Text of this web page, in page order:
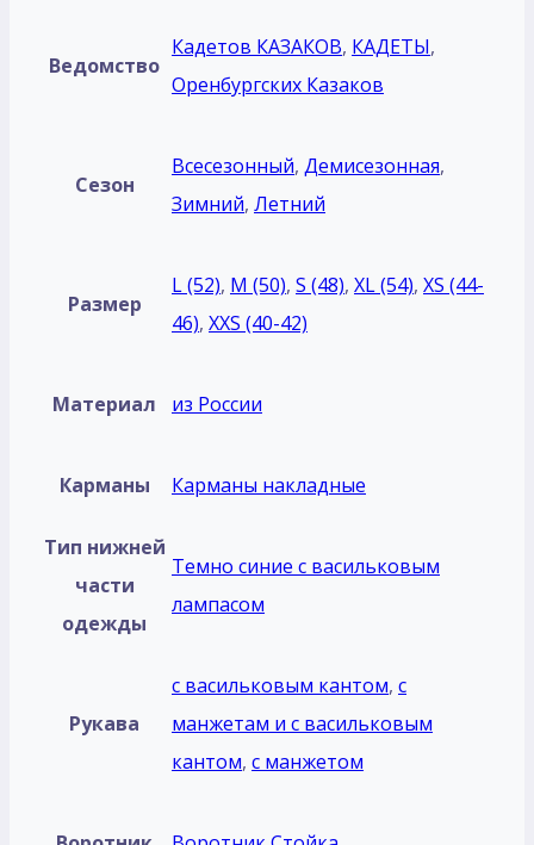
Ведомство
Кадетов КАЗАКОВ, КАДЕТЫ,
Оренбургских Казаков
Сезон
Всесезонный, Демисезонная,
Зимний, Летний
Размер
L (52), M (50), S (48), XL (54), XS (44-
46), XXS (40-42)
Материал из России
Карманы Карманы накладные
Тип нижней
части
одежды
Темно синие с васильковым
лампасом
Рукава
с васильковым кантом, с
манжетам и с васильковым
кантом, с манжетом